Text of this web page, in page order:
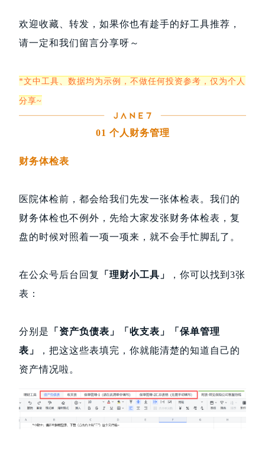
欢迎收藏、转发，如果你也有趁手的好工具推荐，
请一定和我们留言分享呀～
*文中工具、数据均为示例，不做任何投资参考，仅为个人
分享~
01 个人财务管理
财务体检表
医院体检前，都会给我们先发一张体检表。我们的
财务体检也不例外，先给大家发张财务体检表，复
盘的时候对照着一项一项来，就不会手忙脚乱了。
在公众号后台回复 「理财小工具」
，你可以找到3张
表：
分别是
「资产负债表」「收支表」「保单管理
表」
，把这这些表填完，你就能清楚的知道自己的
资产情况啦。